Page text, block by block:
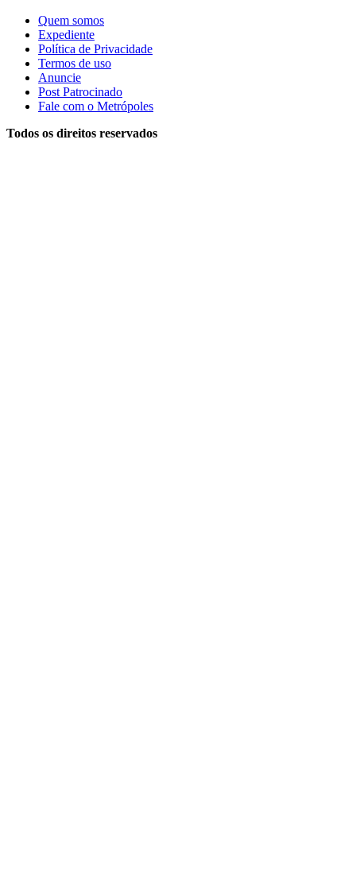
Quem somos
Expediente
Política de Privacidade
Termos de uso
Anuncie
Post Patrocinado
Fale com o Metrópoles
Todos os direitos reservados